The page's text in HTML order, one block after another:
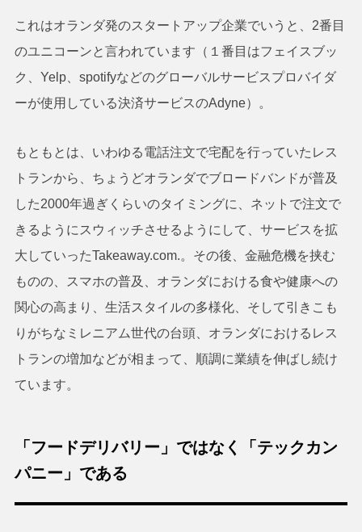
これはオランダ発のスタートアップ企業でいうと、2番目
のユニコーンと言われています（１番目はフェイスブッ
ク、Yelp、spotifyなどのグローバルサービスプロバイダ
ーが使用している決済サービスのAdyne）。
もともとは、いわゆる電話注文で宅配を行っていたレス
トランから、ちょうどオランダでブロードバンドが普及
した2000年過ぎくらいのタイミングに、ネットで注文で
きるようにスウィッチさせるようにして、サービスを拡
大していったTakeaway.com.。その後、金融危機を挟む
ものの、スマホの普及、オランダにおける食や健康への
関心の高まり、生活スタイルの多様化、そして引きこも
りがちなミレニアム世代の台頭、オランダにおけるレス
トランの増加などが相まって、順調に業績を伸ばし続け
ています。
「フードデリバリー」ではなく「テックカン
パニー」である